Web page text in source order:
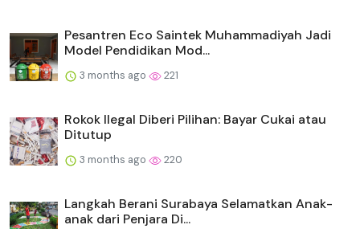
Pesantren Eco Saintek Muhammadiyah Jadi
Model Pendidikan Mod...
3 months ago 221
Rokok Ilegal Diberi Pilihan: Bayar Cukai atau
Ditutup
3 months ago 220
Langkah Berani Surabaya Selamatkan Anak-
anak dari Penjara Di...